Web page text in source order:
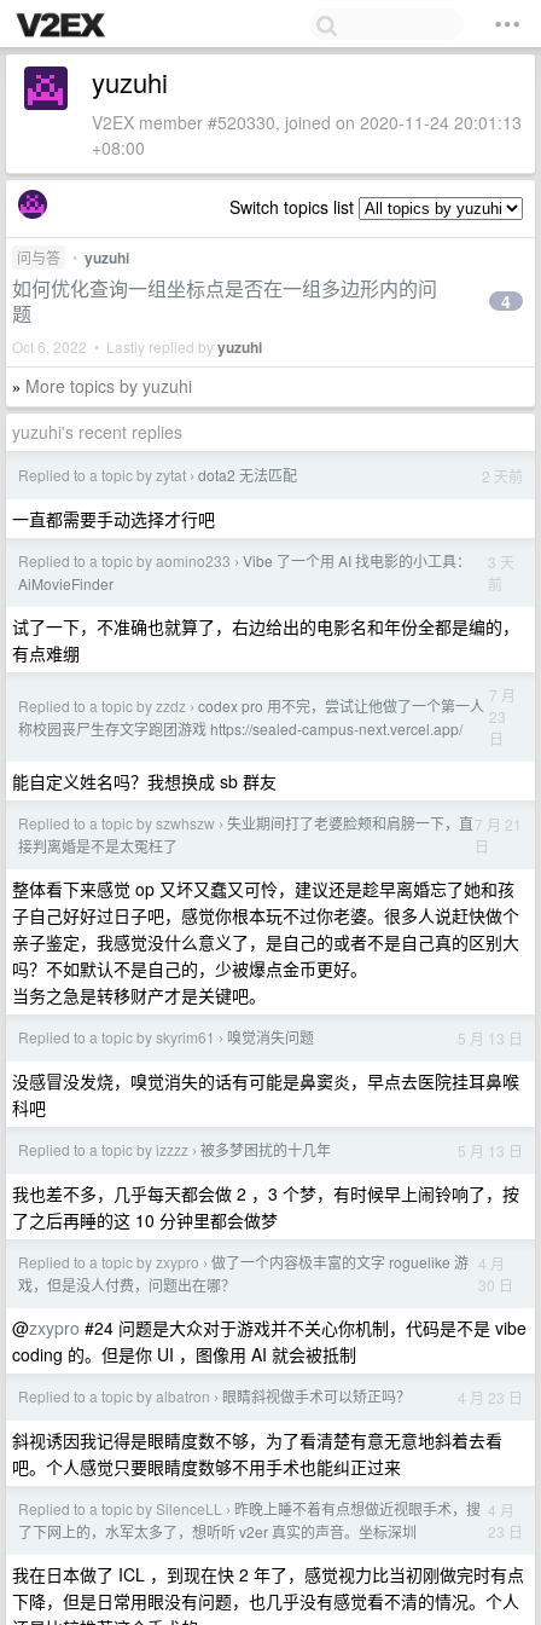
yuzuhi
V2EX member #520330, joined on 2020-11-24 20:01:13
+08:00
Switch topics list
问与答 • yuzuhi
如何优化查询一组坐标点是否在一组多边形内的问
题
Oct 6, 2022 • Lastly replied byyuzuhi
4
» More topics by yuzuhi
yuzuhi's recent replies
Replied to a topic by zytat › dota2 无法匹配 2 天前
一直都需要手动选择才行吧
Replied to a topic by aomino233 › Vibe 了一个用 AI 找电影的小工具：
AiMovieFinder
3 天
前
试了一下，不准确也就算了，右边给出的电影名和年份全都是编的，
有点难绷
Replied to a topic by zzdz › codex pro 用不完，尝试让他做了一个第一人
称校园丧尸生存文字跑团游戏 https://sealed-campus-next.vercel.app/
7 月
23
日
能自定义姓名吗？我想换成 sb 群友
Replied to a topic by szwhszw › 失业期间打了老婆脸颊和肩膀一下，直
接判离婚是不是太冤枉了
7 月 21
日
整体看下来感觉 op 又坏又蠢又可怜，建议还是趁早离婚忘了她和孩
子自己好好过日子吧，感觉你根本玩不过你老婆。很多人说赶快做个
亲子鉴定，我感觉没什么意义了，是自己的或者不是自己真的区别大
吗？不如默认不是自己的，少被爆点金币更好。
当务之急是转移财产才是关键吧。
Replied to a topic by skyrim61 › 嗅觉消失问题 5 月 13 日
没感冒没发烧，嗅觉消失的话有可能是鼻窦炎，早点去医院挂耳鼻喉
科吧
Replied to a topic by izzzz › 被多梦困扰的十几年 5 月 13 日
我也差不多，几乎每天都会做 2 ，3 个梦，有时候早上闹铃响了，按
了之后再睡的这 10 分钟里都会做梦
Replied to a topic by zxypro › 做了一个内容极丰富的文字 roguelike 游
戏，但是没人付费，问题出在哪？
4 月
30 日
@zxypro #24 问题是大众对于游戏并不关心你机制，代码是不是 vibe
coding 的。但是你 UI ，图像用 AI 就会被抵制
Replied to a topic by albatron › 眼睛斜视做手术可以矫正吗？ 4 月 23 日
斜视诱因我记得是眼睛度数不够，为了看清楚有意无意地斜着去看
吧。个人感觉只要眼睛度数够不用手术也能纠正过来
Replied to a topic by SilenceLL › 昨晚上睡不着有点想做近视眼手术，搜
了下网上的，水军太多了，想听听 v2er 真实的声音。坐标深圳
4 月
23 日
我在日本做了 ICL ，到现在快 2 年了，感觉视力比当初刚做完时有点
下降，但是日常用眼没有问题，也几乎没有感觉看不清的情况。个人